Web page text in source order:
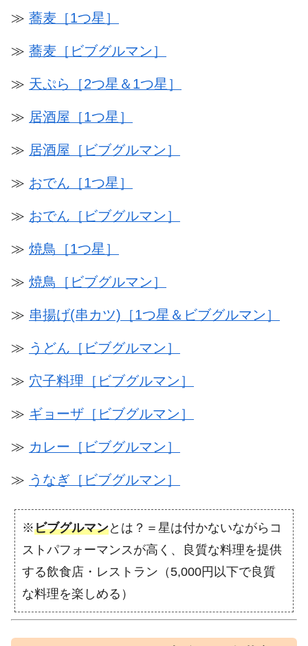
≫ 蕎麦［1つ星］
≫ 蕎麦［ビブグルマン］
≫ 天ぷら［2つ星＆1つ星］
≫ 居酒屋［1つ星］
≫ 居酒屋［ビブグルマン］
≫ おでん［1つ星］
≫ おでん［ビブグルマン］
≫ 焼鳥［1つ星］
≫ 焼鳥［ビブグルマン］
≫ 串揚げ(串カツ)［1つ星＆ビブグルマン］
≫ うどん［ビブグルマン］
≫ 穴子料理［ビブグルマン］
≫ ギョーザ［ビブグルマン］
≫ カレー［ビブグルマン］
≫ うなぎ［ビブグルマン］
※ビブグルマンとは？＝星は付かないながらコ
ストパフォーマンスが高く、良質な料理を提供
する飲食店・レストラン（5,000円以下で良質
な料理を楽しめる）